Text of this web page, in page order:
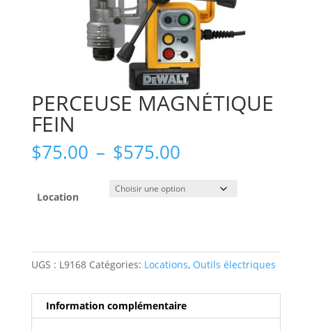
PERCEUSE MAGNÉTIQUE
FEIN
$75.00 – $575.00Plage
prix :
$75.00
Location
UGS : L9168 Catégories: Locations, Outils électriques
Information complémentaire